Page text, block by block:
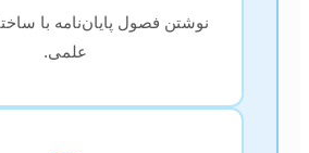
نوشتن فصول پایان‌نامه با
علمی.